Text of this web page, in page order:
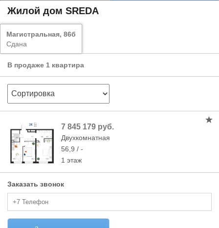
Жилой дом SREDA
Магистральная, 86б
Сдана
В продаже 1 квартира
7 845 179 руб.
Двухкомнатная
56,9 / -
1 этаж
Заказать звонок